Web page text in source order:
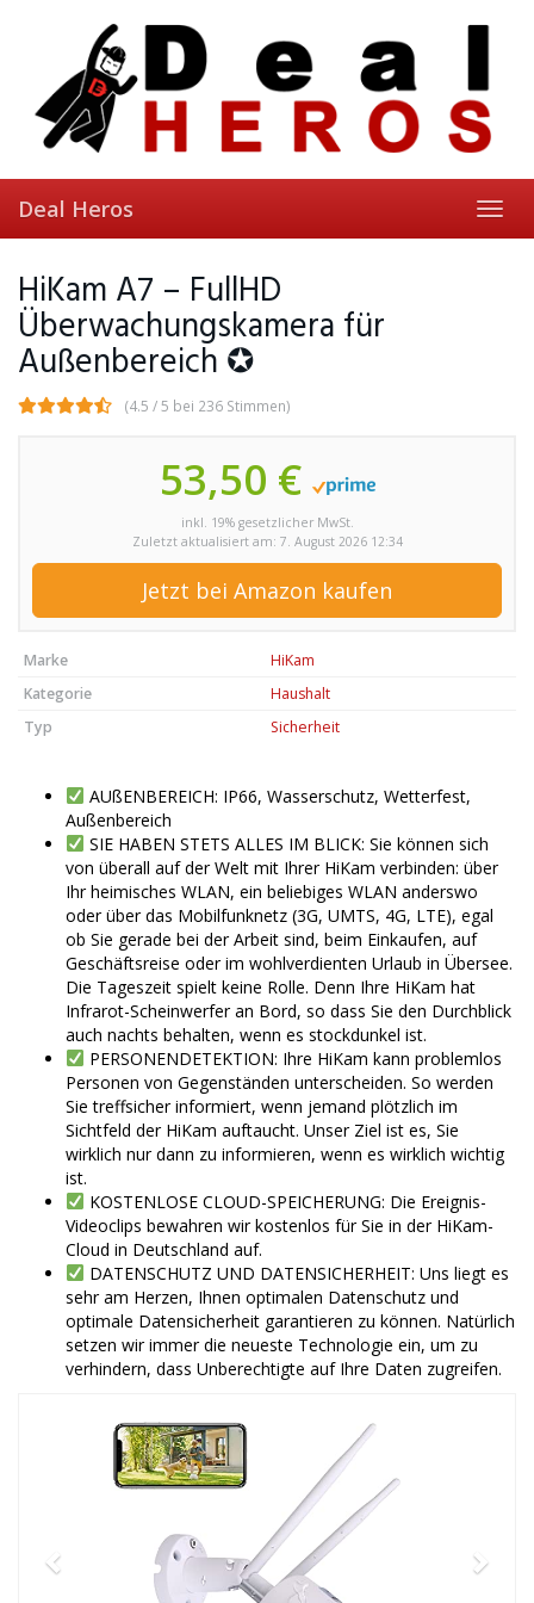
Deal Heros
HiKam A7 – FullHD
Überwachungskamera für
Außenbereich ✪
(4.5 / 5 bei 236 Stimmen)
53,50 €
inkl. 19% gesetzlicher MwSt.
Zuletzt aktualisiert am: 7. August 2026 12:34
Jetzt bei Amazon kaufen
Marke
HiKam
Kategorie
Haushalt
Typ
Sicherheit
AUßENBEREICH: IP66, Wasserschutz, Wetterfest,
Außenbereich
SIE HABEN STETS ALLES IM BLICK: Sie können sich
von überall auf der Welt mit Ihrer HiKam verbinden: über
Ihr heimisches WLAN, ein beliebiges WLAN anderswo
oder über das Mobilfunknetz (3G, UMTS, 4G, LTE), egal
ob Sie gerade bei der Arbeit sind, beim Einkaufen, auf
Geschäftsreise oder im wohlverdienten Urlaub in Übersee.
Die Tageszeit spielt keine Rolle. Denn Ihre HiKam hat
Infrarot-Scheinwerfer an Bord, so dass Sie den Durchblick
auch nachts behalten, wenn es stockdunkel ist.
PERSONENDETEKTION: Ihre HiKam kann problemlos
Personen von Gegenständen unterscheiden. So werden
Sie treffsicher informiert, wenn jemand plötzlich im
Sichtfeld der HiKam auftaucht. Unser Ziel ist es, Sie
wirklich nur dann zu informieren, wenn es wirklich wichtig
ist.
KOSTENLOSE CLOUD-SPEICHERUNG: Die Ereignis-
Videoclips bewahren wir kostenlos für Sie in der HiKam-
Cloud in Deutschland auf.
DATENSCHUTZ UND DATENSICHERHEIT: Uns liegt es
sehr am Herzen, Ihnen optimalen Datenschutz und
optimale Datensicherheit garantieren zu können. Natürlich
setzen wir immer die neueste Technologie ein, um zu
verhindern, dass Unberechtigte auf Ihre Daten zugreifen.